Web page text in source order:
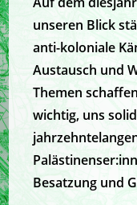
unseren Blick
anti-koloniale
Austausch und
Themen
wichtig, uns
Besatzung und